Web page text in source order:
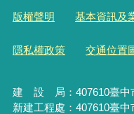
版權聲明 基本資訊及
隱私權政策 交通位置
建 設 局： 407610臺中
新建工程處：407610臺